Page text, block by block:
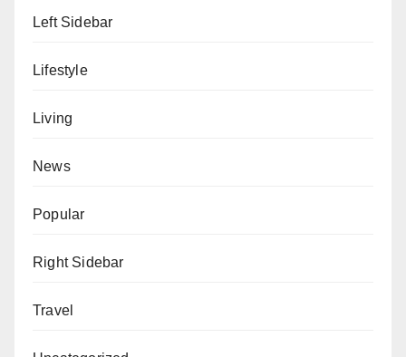
Left Sidebar
Lifestyle
Living
News
Popular
Right Sidebar
Travel